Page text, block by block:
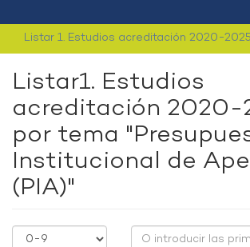
Listar 1. Estudios acreditación 2020-
Listar1. Estudios
acreditación 2020-
por tema
Institucional de
(PIA)"